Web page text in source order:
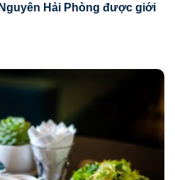
Hải Phòng được giới